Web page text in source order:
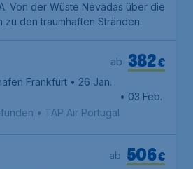
Von der Wüste Nevadas über die
zu den traumhaften Stränden.
€
382
ab
Frankfurt • 26 Jan.
Flughafen John F. Kennedy
• 03 Feb.
• TAP Air Portugal
€
506
ab